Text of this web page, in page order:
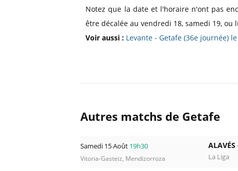
Notez que la date et l'horaire n'ont pas
être décalée au vendredi 18, samedi 19, ou
Voir aussi : Levante - Getafe (36e journée)
Autres matchs de Getafe
Samedi 15 Août 19h30
Vitoria-Gasteiz, Mendizorroza
ALAVÉS
La Liga